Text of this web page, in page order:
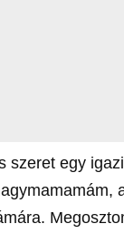
szeret egy